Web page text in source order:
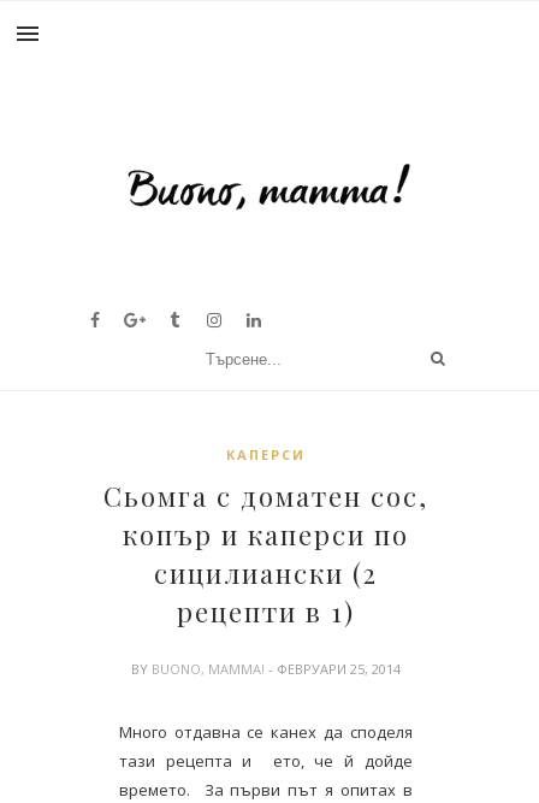
КАПЕРСИ
Сьомга с доматен сос,
копър и каперси по
сицилиански (2
рецепти в 1)
BY BUONO, MAMMA! - ФЕВРУАРИ 25, 2014
Много отдавна се канех да споделя
тази рецепта и ето, че й дойде
времето. За първи път я опитах в